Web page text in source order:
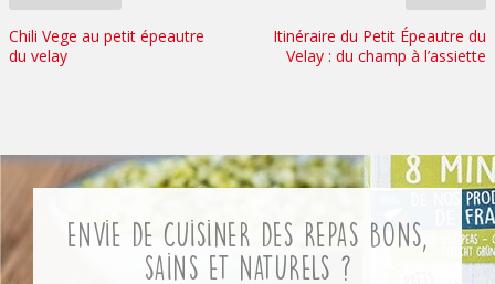
Chili Vege au petit épeautre
du velay
Itinéraire du Petit Épeautre du
Velay : du champ à l’assiette
Envie de cuisiner des repas bons,
sains et naturels ?